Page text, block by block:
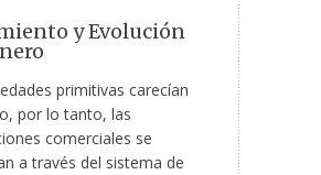
y Evolución
primitivas carecían
por lo tanto, las
comerciales se
a través del sistema de